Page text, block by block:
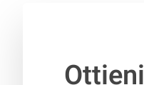
Ottieni